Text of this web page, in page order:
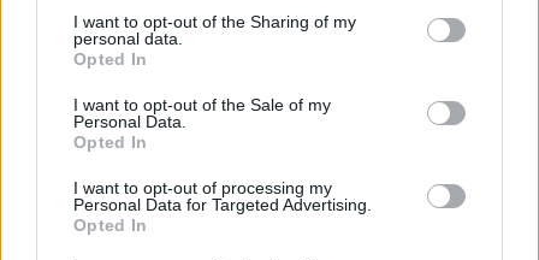
not limited to your visit or usage behaviour. You may click to
grant or deny consent to Google and its third-party tags to
use your data for below specified purposes in below Google
consent section.
I want to opt-out of the Sharing of my
personal data.
Opted In
I want to opt-out of the Sale of my
Personal Data.
Opted In
I want to opt-out of processing my
Personal Data for Targeted Advertising.
Opted In